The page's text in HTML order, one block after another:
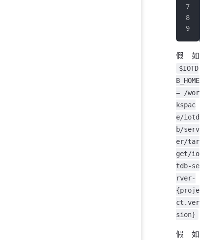
假如
$IOTD
B_HOME
= /wor
kspac
e/iotd
b/serv
er/tar
get/io
tdb-se
rver-
{proje
ct.ver
sion}
假如